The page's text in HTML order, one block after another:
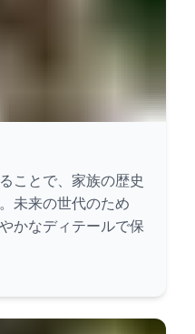
ことで、家族の歴史
未来の世代のため
かなディテールで保